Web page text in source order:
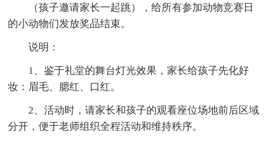
（孩子邀请家长一起跳），给所有参加动物竞赛日
的小动物们发放奖品结束。
说明：
1、鉴于礼堂的舞台灯光效果，家长给孩子先化好
妆：眉毛、腮红、口红。
2、活动时，请家长和孩子的观看座位场地前后区域
分开，便于老师组织全程活动和维持秩序。